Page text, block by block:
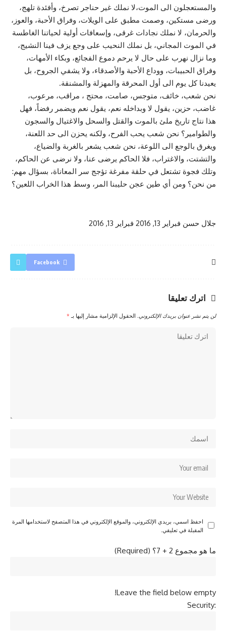
والمستعجلون الى الموت،لا نملك غير حناجر تصرخ، وأفئدة تلهج،
ورضى مستكين، وصمت مطبق على الويلات، وفراق الأحبة، والعوز،
والحرمان، لا نملك نجادات غرقى، وإسعافات أولية لحياتنا الغاطسة
في الموت المجاني، بل نملك النحيب على وجع يزف فينا النشيج،
وما نزال نهرب على حال لا يرحم دموع الفجائع، وبكاء الأمهات،
وفراق الحبيبات، ووداع الأحبة والأصدقاء، ولا يشفي الجروح، بل
يعيدنا كل يوم الى أول المحرقة والمهزلة والمشنقة.
نحن شعب، خائف، متوجس، صامت، محتج ، مراقب، مرعوب،
غاضب، حزين، يقول لا وبداخله نعم، يقول نعم ويضمر رفضاً، فهل
هذا نتاج تاريخ ملئ بالموت والقتل والسحل والاغتيال والسجون
والطوامير؟ نحن شعب يحب الفرح، ولكنه يحزن الى حد اللعنة،
ويغرق بالوجع الى اللوعة، نحن شعب يشعر بالغربة والضياع،
والتشتت، والاغتراب، فلا الحاكم يرضى عنا، ولا نرضى عن الحاكم،
وتلك فجوة تشتعل في حلقة مفرغة تؤجج سر المعاناة، بسؤال مهم:
من نحن؟ ومن أي طين عجن حليبنا المر، وسط هذا الخراب اللعين؟
جلال حسن فبراير 13, 2016 فبراير 13, 2016
Facebook
اترك تعليقا
لن يتم نشر عنوان بريدك الإلكتروني. الحقول الإلزامية مشار إليها بـ *
احفظ اسمي، بريدي الإلكتروني، والموقع الإلكتروني في هذا المتصفح لاستخدامها المرة
المقبلة في تعليقي.
ما هو مجموع 2 + 7؟ (Required)
Leave the field below empty!
Security: